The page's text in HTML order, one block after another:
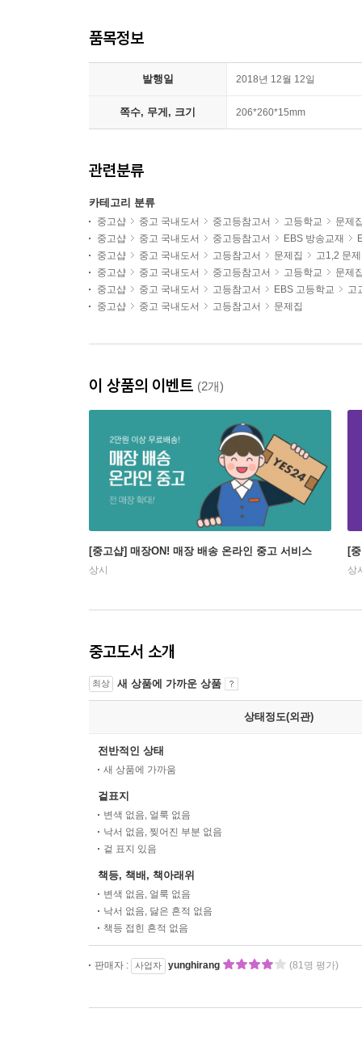
품목정보
발행일 2018년 12월 12일
쪽수, 무게, 크기 206*260*15mm
관련분류
카테고리 분류
중고샵 중고 국내도서 중고등참고서 고등학교
문제
중고샵
중고 국내도서 중고등참고서 EBS 방송교재
중고샵
중고 국내도서 고등참고서 문제집
고1,2 문
중고샵
중고 국내도서 중고등참고서 고등학교
문제
중고샵
중고 국내도서 고등참고서 EBS 고등학교
고
중고샵
중고 국내도서 고등참고서 문제집
이 상품의 이벤트 (2개)
[중고샵] 매장ON! 매장 배송 온라인 중고 서비스
상시
[
상
중고도서 소개
최상 새 상품에 가까운 상품
상태정도(외관)
전반적인 상태
새 상품에 가까움
겉표지
변색 없음, 얼룩 없음
낙서 없음, 찢어진 부분 없음
겉 표지 있음
책등, 책배, 책아래위
변색 없음, 얼룩 없음
낙서 없음, 닳은 흔적 없음
책등 접힌 흔적 없음
판매자 : 사업자 yunghirang (81명 평가)